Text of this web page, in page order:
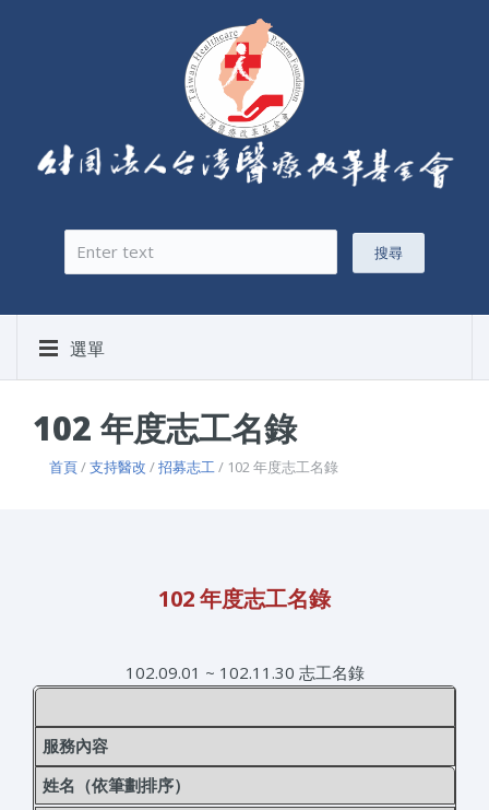
搜尋表單
搜尋
選單
102 年度志工名錄
首頁/支持醫改 /招募志工/ 102 年度志工名錄
102 年度志工名錄
102.09.01 ~ 102.11.30 志工名錄
服務內容
姓名（依筆劃排序）